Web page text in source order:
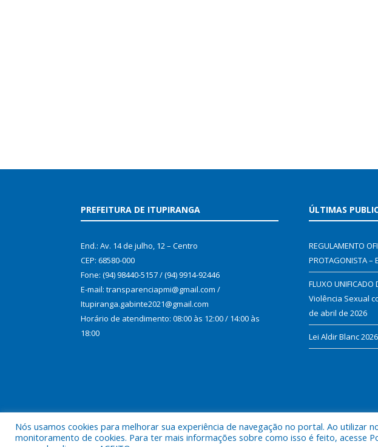
PREFEITURA DE ITUPIRANGA
End.: Av. 14 de julho, 12 – Centro
CEP: 68580-000
Fone: (94) 98440-5157 / (94) 9914-92446
E-mail: transparenciapmi@gmail.com /
Itupiranga.gabinte2021@gmail.com
Horário de atendimento: 08:00 às 12:00 / 14:00 às
18:00
ÚLTIMAS
REGULAMENTO
PROTAGONISTA –
FLUXO
Violência Sexual
de abril de 2026
Lei Aldir Blanc 2026
Nós usamos cookies para melhorar sua experiência de navegação no portal. Ao utilizar
monitoramento de cookies. Para ter mais informações sobre como isso é feito, acesse